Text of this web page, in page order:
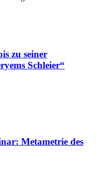
zu seiner
Schleier“
Metametrie des